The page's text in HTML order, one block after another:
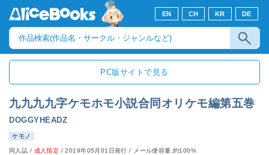
EN CH KR DE
PC版サイトで見る
九九九九字ケモホモ小説合同オリケモ編第五巻
DOGGYHEADZ
ケモノ
同人誌 / 成人指定 /2019年05月01日発行 / メール便容量:約100%